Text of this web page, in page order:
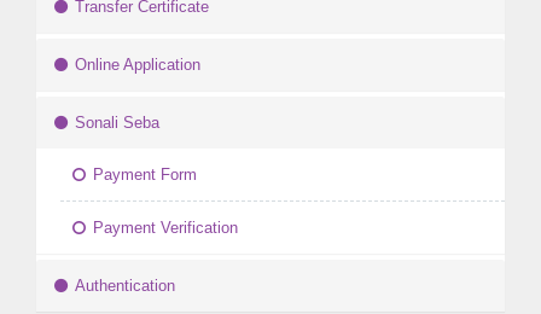
Transfer Certificate
Online Application
Sonali Seba
Payment Form
Payment Verification
Authentication